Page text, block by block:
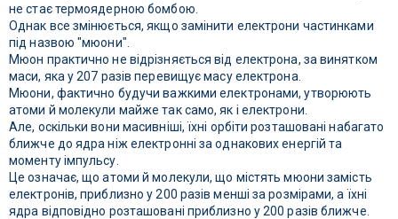
не стає термоядерною бомбою.
Однак все змінюється, якщо замінити електрони частинками
під назвою "мюони".
Мюон практично не відрізняється від електрона, за винятком
маси, яка у 207 разів перевищує масу електрона.
Мюони, фактично будучи важкими електронами, утворюють
атоми й молекули майже так само, як і електрони.
Але, оскільки вони масивніші, їхні орбіти розташовані набагато
ближче до ядра ніж електронні за однакових енергій та
моменту імпульсу.
Це означає, що атоми й молекули, що містять мюони замість
електронів, приблизно у 200 разів менші за розмірами, а їхні
ядра відповідно розташовані приблизно у 200 разів ближче.